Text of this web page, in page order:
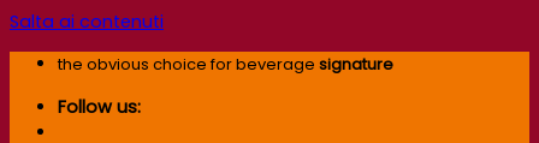
Salta ai contenuti
the obvious choice for beverage signature
Follow us: